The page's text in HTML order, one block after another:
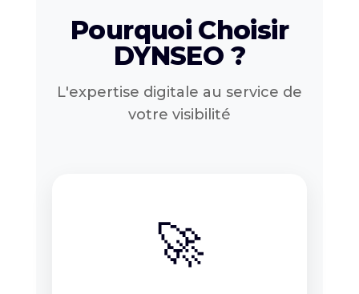
Pourquoi Choisir
DYNSEO ?
L'expertise digitale au service de
votre visibilité
🚀